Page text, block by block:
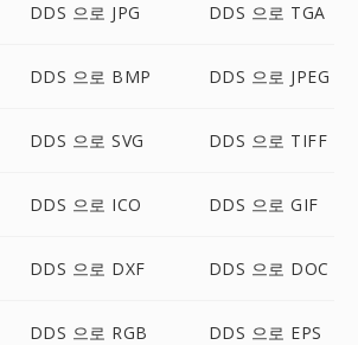
DDS 으로 JPG DDS 으로 TGA
DDS 으로 BMP DDS 으로 JPEG
DDS 으로 SVG DDS 으로 TIFF
DDS 으로 ICO DDS 으로 GIF
DDS 으로 DXF DDS 으로 DOC
DDS 으로 RGB DDS 으로 EPS